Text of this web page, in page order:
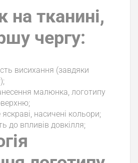
на тканині,
чергу:
висихання (завдяки
малюнка, логотипу
насичені кольори;
до впливів довкілля;